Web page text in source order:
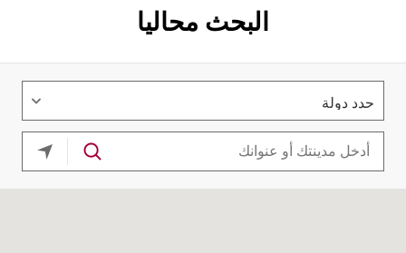
البحث محاليا